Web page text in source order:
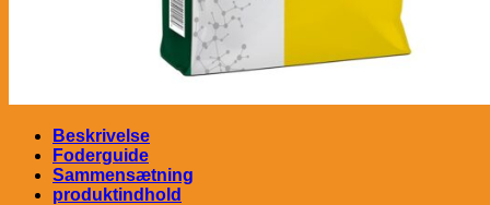
Beskrivelse
Foderguide
Sammensætning
produktindhold